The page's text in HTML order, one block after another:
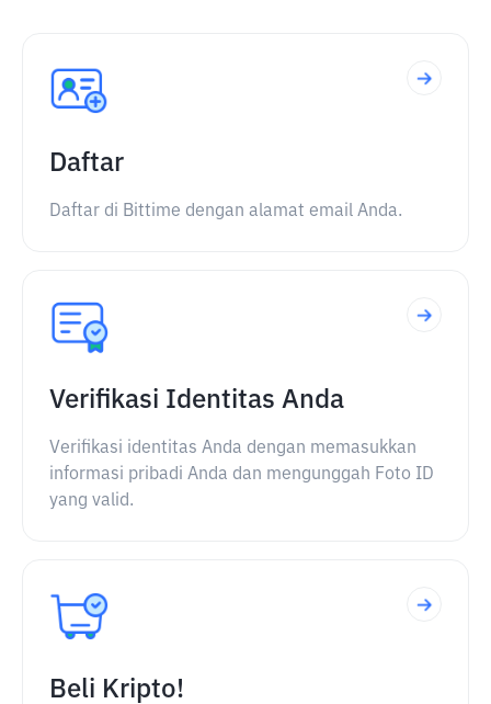
Daftar
Daftar di Bittime dengan alamat email Anda.
Verifikasi Identitas Anda
Verifikasi identitas Anda dengan memasukkan
informasi pribadi Anda dan mengunggah Foto ID
yang valid.
Beli Kripto!